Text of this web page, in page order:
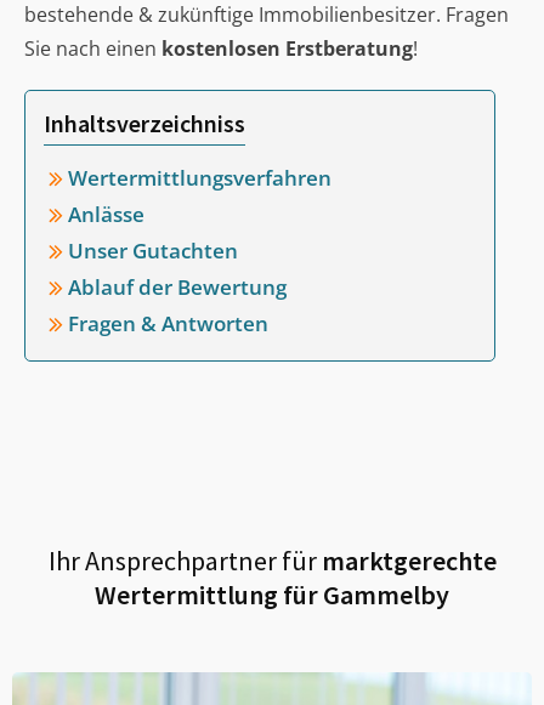
bestehende & zukünftige Immobilienbesitzer. Fragen
Sie nach einen kostenlosen Erstberatung!
Inhaltsverzeichniss
Wertermittlungsverfahren
Anlässe
Unser Gutachten
Ablauf der Bewertung
Fragen & Antworten
Ihr Ansprechpartner fürmarktgerechte
Wertermittlung fürGammelby